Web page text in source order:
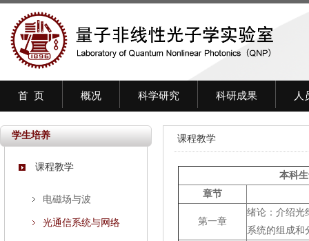
首 页 概况 科学研究 科研成果 人
学生培养
课程教学
电磁场与波
光通信系统与网络
课程教学
本科
章节
第一章
绪论：介绍光
系统的组成